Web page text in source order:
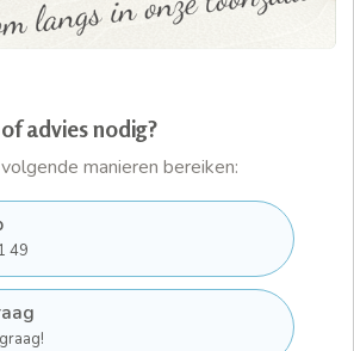
advies nodig?
manieren bereiken:
49